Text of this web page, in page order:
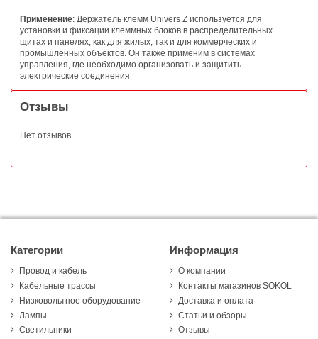
Применение: Держатель клемм Univers Z используется для
установки и фиксации клеммных блоков в распределительных
щитах и панелях, как для жилых, так и для коммерческих и
промышленных объектов. Он также применим в системах
управления, где необходимо организовать и защитить
электрические соединения
Отзывы
Нет отзывов
Категории
Провод и кабель
Кабельные трассы
Низковольтное оборудование
Лампы
Светильники
Информация
О компании
Контакты магазинов SOKOL
Доставка и оплата
Статьи и обзоры
Отзывы